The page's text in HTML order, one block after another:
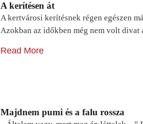
A kerítésen át
A kertvárosi kerítésnek régen egészen
Azokban az időkben még nem volt divat
Read More
Majdnem pumi és a falu rossza